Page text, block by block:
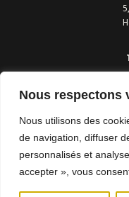
Nous respectons
Nous utilisons des
de navigation, diffuser
personnalisés et
accepter », vous
Lundi au Jeudi:
Municipalité